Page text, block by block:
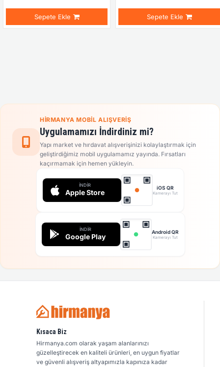
Ekle
HIRMANYA MOBIL ALIŞVERIŞ
Uygulamamızı İndirdiniz mi?
Yapı market ve hırdavat alışverişinizi kolaylaştırmak için
geliştirdiğimiz mobil uygulamamız yayında. Fırsatları
kaçırmamak için hemen yükleyin.
İNDIR
Apple Store
iOS QR
Kamerayı Tut
İNDIR
Google Play
Android QR
Kamerayı Tut
Kısaca Biz
Hirmanya.com olarak yaşam alanlarınızı
güzelleştirecek en kaliteli ürünleri, en uygun fiyatlar
ve güvenli alışveriş altyapımızla kapınıza kadar